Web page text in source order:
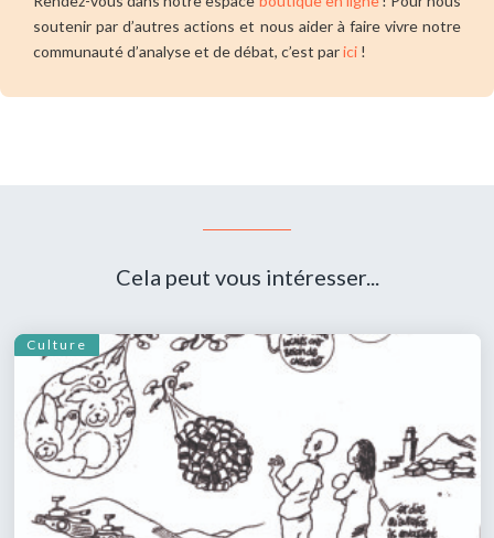
soutenir par d’autres actions et nous aider à faire vivre notre
communauté d’analyse et de débat, c’est parici !
Cela peut vous intéresser...
Culture